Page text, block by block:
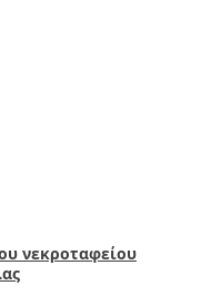
νεκροταφείου